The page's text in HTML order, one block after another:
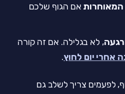
המאוחרות אם הגוף שלכם
, לא בגלילה. אם זה קורה
אחרי יום לחוץ.
לפעמים צריך לשלב גם